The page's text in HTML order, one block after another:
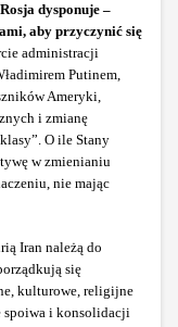
Rosja dysponuje –
aby przyczynić się
administracji
Putinem,
Ameryki,
i zmianę
O ile Stany
w zmienianiu
nie mając
Iran należą do
się
kulturowe, religijne
spoiwa i konsolidacji